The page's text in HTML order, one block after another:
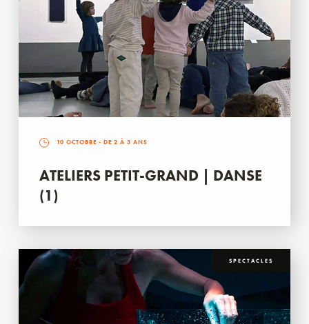
10 OCTOBRE - DE 2 À 3 ANS
ATELIERS PETIT-GRAND | DANSE
(1)
SPECTACLES